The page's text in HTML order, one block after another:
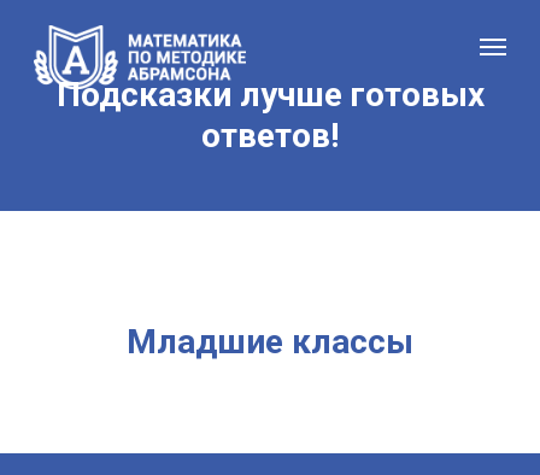
Подсказки лучше готовых
ответов!
Младшие классы